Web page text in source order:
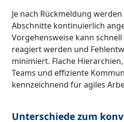
Je nach Rückmeldung
Abschnitte kontinuierlich
Vorgehensweise kann
reagiert werden und
minimiert. Flache
Teams und effiziente
kennzeichnend für agiles
Unterschiede zum